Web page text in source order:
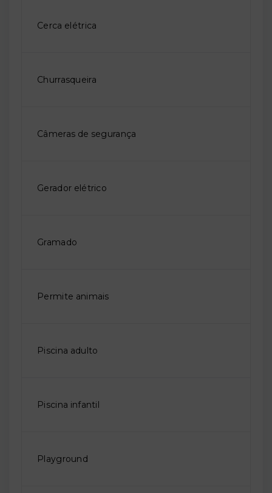
Cerca elétrica
Churrasqueira
Câmeras de segurança
Gerador elétrico
Gramado
Permite animais
Piscina adulto
Piscina infantil
Playground